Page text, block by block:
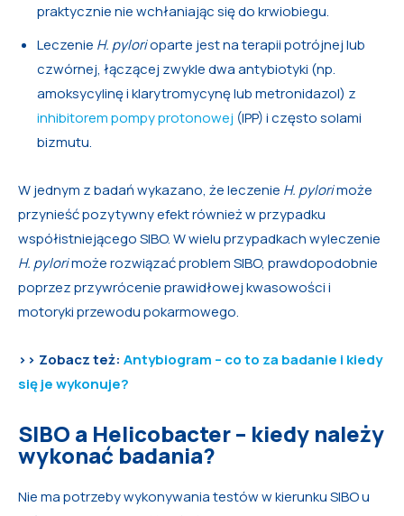
praktycznie nie wchłaniając się do krwiobiegu.
Leczenie H. pylorioparte jest na terapii potrójnej lub
czwórnej, łączącej zwykle dwa antybiotyki (np.
amoksycylinę i klarytromycynę lub metronidazol) z
inhibitorem pompy protonowej (IPP) i często solami
bizmutu.
W jednym z badań wykazano, że leczenie H. pylorimoże
przynieść pozytywny efekt również w przypadku
współistniejącego SIBO. W wielu przypadkach wyleczenie
H. pylorimoże rozwiązać problem SIBO, prawdopodobnie
poprzez przywrócenie prawidłowej kwasowości i
motoryki przewodu pokarmowego.
>> Zobacz też: Antybiogram – co to za badanie i kiedy
się je wykonuje?
SIBO a Helicobacter – kiedy należy
wykonać badania?
Nie ma potrzeby wykonywania testów w kierunku SIBO u